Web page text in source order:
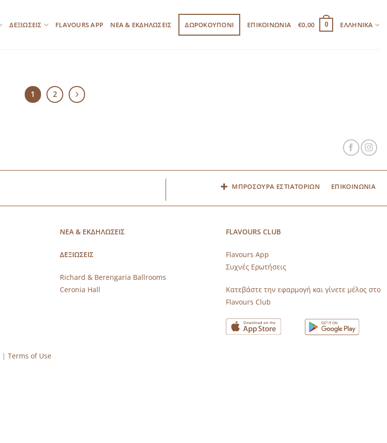
ΔΕΞΙΩΣΕΙΣ FLAVOURS APP ΝΕΑ & ΕΚΔΗΛΩΣΕΙΣ ΔΩΡΟΚΟΥΠΟΝΙ ΕΠΙΚΟΙΝΩΝΙΑ €0,00 0 ΕΛΛΗΝΙΚΆ
1 2
ΜΠΡΟΣΟΥΡΑ ΕΣΤΙΑΤΟΡΙΩΝ ΕΠΙΚΟΙΝΩΝΙΑ
ΝΕΑ & ΕΚΔΗΛΩΣΕΙΣ
ΔΕΞΙΩΣΕΙΣ
Richard & Berengaria Ballrooms
Ceronia Hall
FLAVOURS CLUB
Flavours App
Συχνές Ερωτήσεις
Κατεβάστε την εφαρμογή και γίνετε μέλος στο
Flavours Club
| Terms of Use